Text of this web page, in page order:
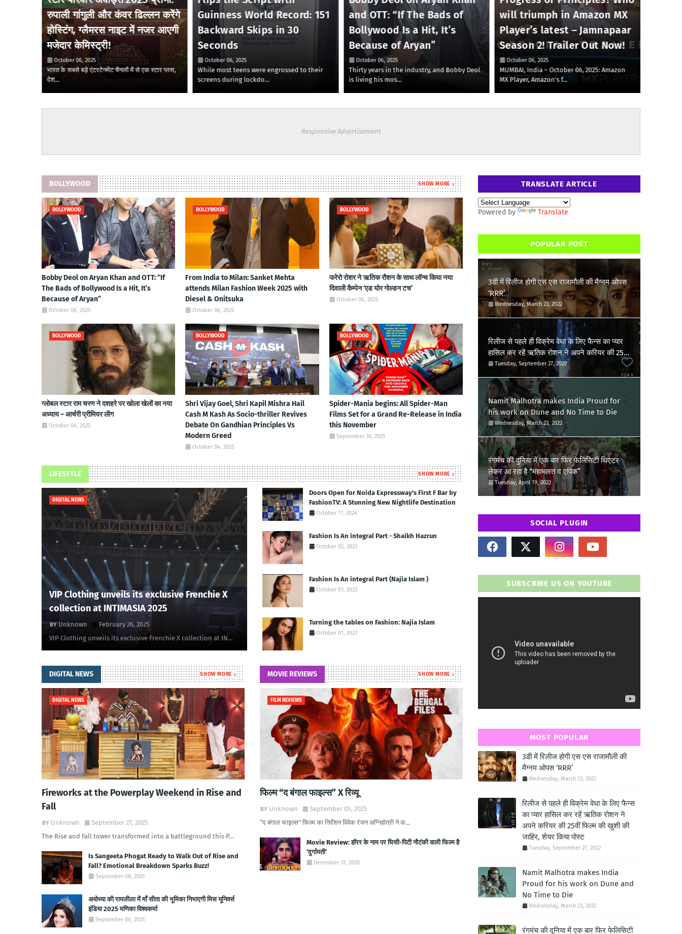
रुपाली गांगुली और कंवर ढिल्लन करेंगे
होस्टिंग, ग्लैमरस नाइट में नजर आएगी
मजेदार केमिस्ट्री!
October 06, 2025
भारत के सबसे बड़े एंटरटेनमेंट चैनलों में से एक स्टार प्लस,
देश…
Guinness World Record: 151
Backward Skips in 30
Seconds
October 06, 2025
While most teens were engrossed to their
screens during lockdo…
and OTT: “If The Bads of
Bollywood Is a Hit, It’s
Because of Aryan”
October 06, 2025
Thirty years in the industry, and Bobby Deol
is living his mos…
will triumph in Amazon MX
Player’s latest – Jamnapaar
Season 2! Trailer Out Now!
October 06, 2025
MUMBAI, India – October 06, 2025: Amazon
MX Player, Amazon’s f…
Responsive Advertisement
BOLLYWOOD SHOW MORE
BOLLYWOOD
Bobby Deol on Aryan Khan and OTT: “If
The Bads of Bollywood Is a Hit, It’s
Because of Aryan”
October 06, 2025
BOLLYWOOD
From India to Milan: Sanket Mehta
attends Milan Fashion Week 2025 with
Diesel & Onitsuka
October 06, 2025
BOLLYWOOD
फरेरो रोशर ने ऋतिक रौशन के साथ लॉन्‍च किया नया
दिवाली कैम्‍पेन ‘एड योर गोल्‍डन टच’
October 06, 2025
BOLLYWOOD
ग्लोबल स्टार राम चरण ने दशहरे पर खोला खेलों का नया
अध्याय – आर्चरी प्रीमियर लीग
October 04, 2025
BOLLYWOOD
Shri Vijay Goel, Shri Kapil Mishra Hail
Cash M Kash As Socio-thriller Revives
Debate On Gandhian Principles Vs
Modern Greed
October 04, 2025
BOLLYWOOD
Spider-Mania begins: All Spider-Man
Films Set for a Grand Re-Release in India
this November
September 30, 2025
LIFESTYLE SHOW MORE
DIGITAL NEWS
VIP Clothing unveils its exclusive Frenchie X
collection at INTIMASIA 2025
Unknown
February 26, 2025
VIP Clothing unveils its exclusive Frenchie X collection at IN…
Doors Open for Noida Expressway's First F Bar by
FashionTV: A Stunning New Nightlife Destination
October 17, 2024
Fashion Is An integral Part - Shaikh Hazrun
October 02, 2023
Fashion Is An integral Part (Najia Islam )
October 01, 2023
Turning the tables on Fashion: Najia Islam
October 01, 2023
DIGITAL NEWS SHOW MORE
DIGITAL NEWS
Fireworks at the Powerplay Weekend in Rise and
Fall
Unknown
September 27, 2025
The Rise and Fall tower transformed into a battleground this P…
Is Sangeeta Phogat Ready to Walk Out of Rise and
Fall? Emotional Breakdown Sparks Buzz!
September 08, 2025
अयोध्या की रामलीला में माँ सीता की भूमिका निभाएगी मिस यूनिवर्स
इंडिया 2025 मणिका विश्वकर्मा
September 06, 2025
MOVIE REVIEWS SHOW MORE
FILM REVIEWS
फिल्म “द बंगाल फाइल्स” X रिव्यू
Unknown
September 05, 2025
“द बंगाल फाइल्स” फिल्म का निर्देशन विवेक रंजन अग्निहोत्री ने क…
Movie Review: हॉरर के नाम पर घिसी-पिटी नौटंकी वाली फिल्म है
‘दुर्गामती’
December 31, 2020
TRANSLATE ARTICLE
Powered by Translate
POPULAR POST
3डी में रिलीज होगी एस एस राजामौली की मैग्नम ओपस
‘RRR’
Wednesday, March 23, 2022
रिलीज से पहले ही विक्रेम वेधा के लिए फैन्स का प्यार
हासिल कर रहें ऋतिक रोशन ने अपने करियर की 25वीं
फिल्म की खुशी की जाहिर, शेयर किया पोस्ट
Tuesday, September 27, 2022
Namit Malhotra makes India Proud for
his work on Dune and No Time to Die
Wednesday, March 23, 2022
रंगमंच की दुनिया में एक बार फिर फेलिसिटी थिएटर
लेकर आ रहा है “महाभारत द एपिक”
Tuesday, April 19, 2022
SOCIAL PLUGIN
SUBSCRIBE US ON YOUTUBE
MOST POPULAR
3डी में रिलीज होगी एस एस राजामौली की
मैग्नम ओपस ‘RRR’
Wednesday, March 23, 2022
रिलीज से पहले ही विक्रेम वेधा के लिए फैन्स
का प्यार हासिल कर रहें ऋतिक रोशन ने
अपने करियर की 25वीं फिल्म की खुशी की
जाहिर, शेयर किया पोस्ट
Tuesday, September 27, 2022
Namit Malhotra makes India
Proud for his work on Dune and
No Time to Die
Wednesday, March 23, 2022
रंगमंच की दुनिया में एक बार फिर फेलिसिटी